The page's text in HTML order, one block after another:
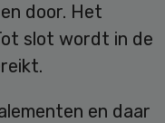
door. Het
slot wordt in de
en daar